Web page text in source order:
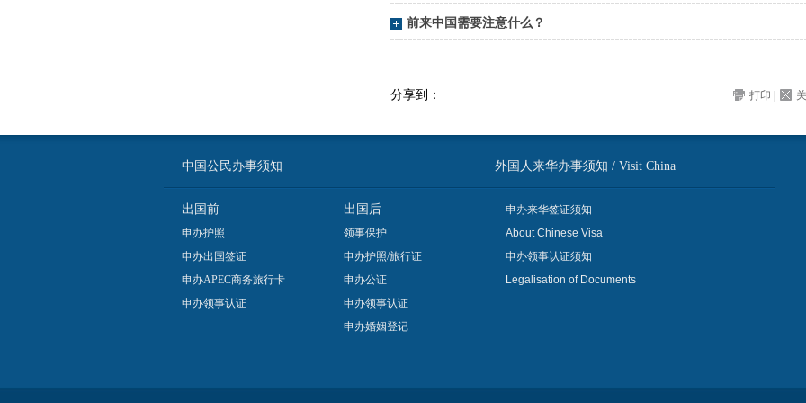
前来中国需要注意什么？
分享到： 打印
中国公民办事须知 外国人来华办事须知 / Visit China
出国前
申办护照
申办出国签证
申办APEC商务旅行卡
申办领事认证
出国后
领事保护
申办护照/旅行证
申办公证
申办领事认证
申办婚姻登记
申办来华签证须知
About Chinese Visa
申办领事认证须知
Legalisation of Documents